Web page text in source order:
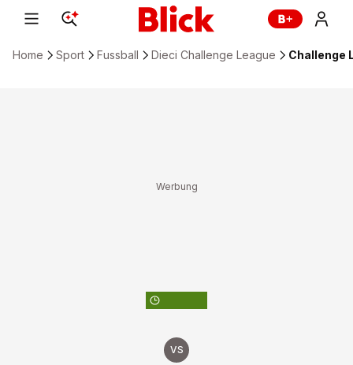
Home Sport Fussball Dieci Challenge League Challenge
VS